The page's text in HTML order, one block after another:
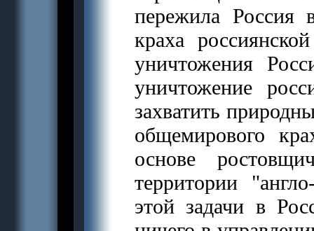
пережила Россия
краха
уничтожения
уничтожение
захватить
общемирового
основе
территории
этой задачи в